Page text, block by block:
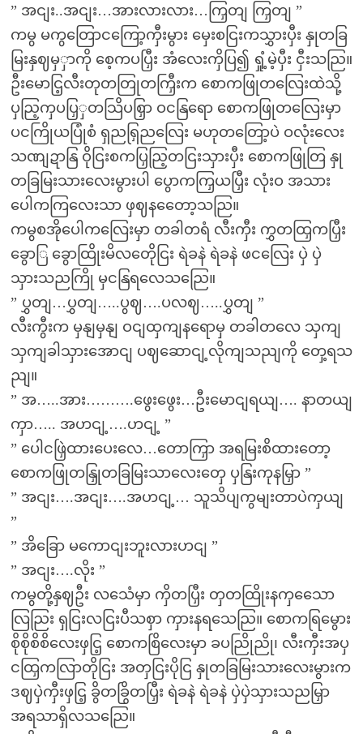
” အငျး..အငျး…အားလားလား…ကြှတျ ကြှတျ ”
ကမွ မကွတြောငကြော့ကှီးမွား မှေးစငြးကသွှားပှီး နှုတခြ
မြးနှဈမှှာကို စေ့ကပပြှီး အံလေးကှိပြ၍ ရှုံ့မဲ့ပှီး ငှီးသညြ။
ဦးမောငြ့လီးတုတတြုတကြှီးက စောကဖြုတလြေးထဲသို့
ပှညြ့ကှပပြှှတသြိပစြှာ ဝငနြရော စောကဖြုတလြေးမှာ
ပငကြိုယပြုံစံ ရှညရြှညလြေး မဟုတတြော့ပဲ ဝလုံးလေး
သဏျဍာနြ ဝိုငြးစကပြှညြ့တငြးသှားပှီး စောကဖြုတြ နှု
တခြမြးသားလေးမွားပါ ပွောကကြှယပြှီး လုံးဝ အသား
ပေါကကြလေးသာ ဖှဈနတေော့သညြ။
ကမွစအိုပေါကလြေးမှာ တခါတရံ လီးကှီး ကွှတထြှကပြှီး
ခွောြ ခွောထြိုးမိလတေိုငြး ရဲခနဲ ရဲခနဲ ဖငလြေး ပှဲ ပှဲ
သှားသညကြို မှငနြရလေသညြေ။
” ပွှတျ…ပွှတျ…..ပွဈ….ပလဈ…..ပွှတျ ”
လီးကွီးက မှနျမှနျ ဝငျထှကျနရောမှ တခါတလေ သှကျ
သှကျခါသှားအောငျ ပဈဆောငျ့လိုကျသညျကို တှေ့ရသ
ညျ။
” အ…..အား……….ဖွေးဖွေး…ဦးမောငျရယျ…. နာတယျ
ကှာ….. အဟငျ့….ဟငျ့ ”
” ပေါငဖြှဲထားပေးလေ…တောကြှာ အရမြးစိထားတော့
စောကဖြုတနြှုတခြမြးသာလေးတှေ ပှနြးကုနမြှာ ”
” အငျး….အငျး….အဟငျ့… သူသိပျကွမျးတာပဲကှယျ
”
” အိခြော မကောငျးဘူးလားဟငျ ”
” အငျး….လိုး ”
ကမွတို့နှဈဦး လသေံမှာ ကှိတပြှီး တှတထြိုးနကှသေော
လြညြး ရှငြးလငြးပီသစှာ ကှားနရသေညြ။ စောကရြမွေား
စိုစိုစိစိလေးဖှငြ့ စောကစြိလေးမှာ ခပညြိုညို၊ လီးကှီးအပှ
ငထြှကလြာတိုငြး အတှငြးပိုငြ နှုတခြမြးသားလေးမွားက
ဒဈပှဲကှီးဖှငြ့ ခွိတခြွိတပြှီး ရဲခနဲ ရဲခနဲ ပှဲပှဲသှားသညမြှာ
အရသာရှိလသညြေ။